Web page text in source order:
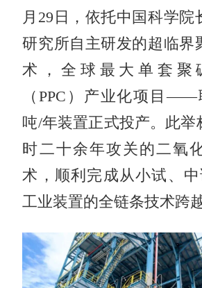
月29日，依托中国科学院
研究所自主研发的超临界
术，全球最大单套聚
（PPC）产业化项目——
吨/年装置正式投产。此举
时二十余年攻关的二氧
术，顺利完成从小试、
工业装置的全链条技术跨越